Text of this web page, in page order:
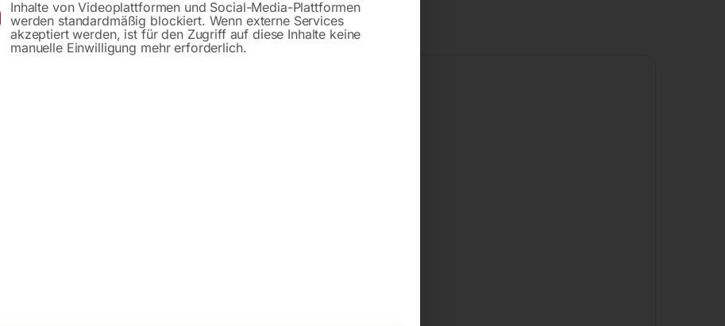
Produktsicherheit
Inhalte von Videoplattformen und Social-Media-Plattformen
werden standardmäßig blockiert. Wenn externe Services
akzeptiert werden, ist für den Zugriff auf diese Inhalte keine
manuelle Einwilligung mehr erforderlich.